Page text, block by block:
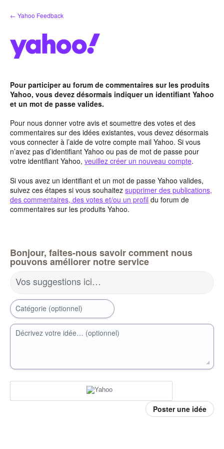
Aller
au
← Yahoo Feedback
Pour participer au forum de commentaires sur les produits
Yahoo, vous devez désormais indiquer un identifiant Yahoo
et un mot de passe valides.
Pour nous donner votre avis et soumettre des votes et des
commentaires sur des idées existantes, vous devez désormais
vous connecter à l’aide de votre compte mail Yahoo. Si vous
n’avez pas d’identifiant Yahoo ou pas de mot de passe pour
votre identifiant Yahoo, veuillez créer un nouveau compte.
Si vous avez un identifiant et un mot de passe Yahoo valides,
suivez ces étapes si vous souhaitez supprimer des publications,
des commentaires, des votes et/ou un profil du forum de
commentaires sur les produits Yahoo.
Bonjour, faites-nous savoir comment nous
pouvons améliorer notre service
Vos suggestions ici…
Catégorie (optionnel)
Décrivez votre idée… (optionnel)
Poster une idée